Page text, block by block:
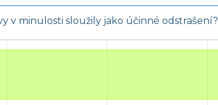
v minulosti sloužily jako účinné odstrašení?